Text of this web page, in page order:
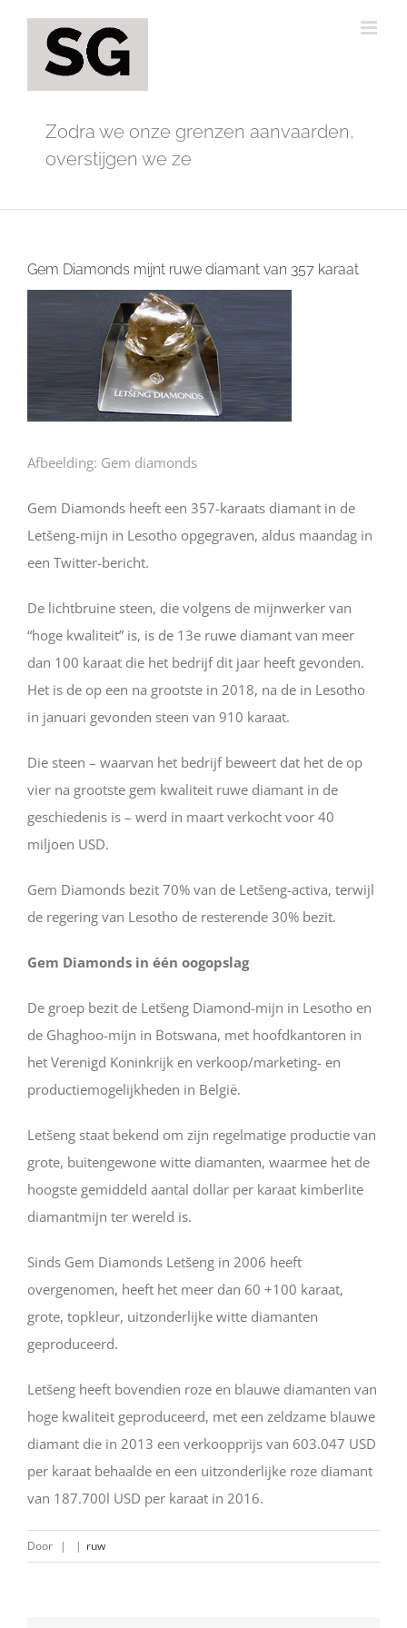
Zodra we onze grenzen aanvaarden,
overstijgen we ze
Gem Diamonds mijnt ruwe diamant van 357 karaat
Bekijk
Afbeelding: Gem diamonds
Gem Diamonds heeft een 357-karaats diamant in de
Letšeng-mijn in Lesotho opgegraven, aldus maandag in
een Twitter-bericht.
De lichtbruine steen, die volgens de mijnwerker van
“hoge kwaliteit” is, is de 13e ruwe diamant van meer
dan 100 karaat die het bedrijf dit jaar heeft gevonden.
Het is de op een na grootste in 2018, na de in Lesotho
in januari gevonden steen van 910 karaat.
Die steen – waarvan het bedrijf beweert dat het de op
vier na grootste gem kwaliteit ruwe diamant in de
geschiedenis is – werd in maart verkocht voor 40
miljoen USD.
Gem Diamonds bezit 70% van de Letšeng-activa, terwijl
de regering van Lesotho de resterende 30% bezit.
Gem Diamonds in één oogopslag
De groep bezit de Letšeng Diamond-mijn in Lesotho en
de Ghaghoo-mijn in Botswana, met hoofdkantoren in
het Verenigd Koninkrijk en verkoop/marketing- en
productiemogelijkheden in België.
Letšeng staat bekend om zijn regelmatige productie van
grote, buitengewone witte diamanten, waarmee het de
hoogste gemiddeld aantal dollar per karaat kimberlite
diamantmijn ter wereld is.
Sinds Gem Diamonds Letšeng in 2006 heeft
overgenomen, heeft het meer dan 60 +100 karaat,
grote, topkleur, uitzonderlijke witte diamanten
geproduceerd.
Letšeng heeft bovendien roze en blauwe diamanten van
hoge kwaliteit geproduceerd, met een zeldzame blauwe
diamant die in 2013 een verkoopprijs van 603.047 USD
per karaat behaalde en een uitzonderlijke roze diamant
van 187.700l USD per karaat in 2016.
Door | | ruw